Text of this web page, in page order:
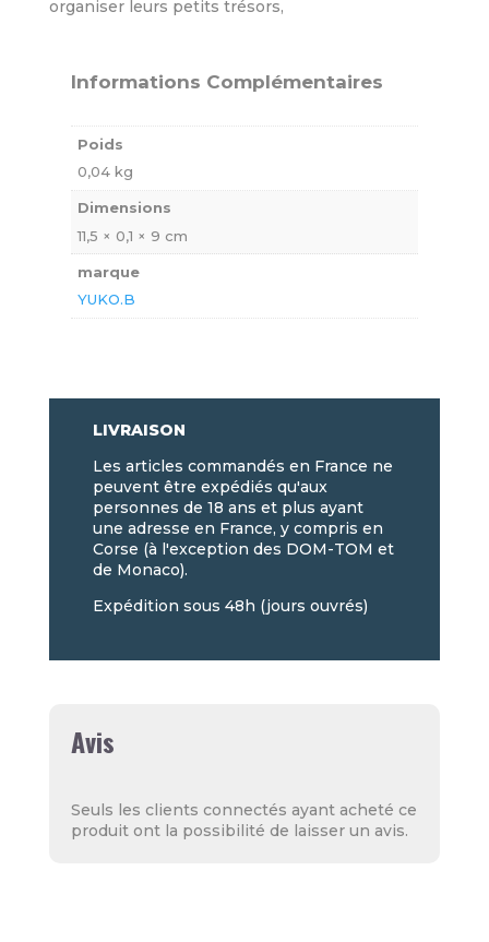
organiser leurs petits trésors,
Informations Complémentaires
Poids
0,04 kg
Dimensions
11,5 × 0,1 × 9 cm
marque
YUKO.B
LIVRAISON
Les articles commandés en France ne
peuvent être expédiés qu'aux
personnes de 18 ans et plus ayant
une adresse en France, y compris en
Corse (à l'exception des DOM-TOM et
de Monaco).
Expédition sous 48h (jours ouvrés)
Avis
Seuls les clients connectés ayant acheté ce
produit ont la possibilité de laisser un avis.